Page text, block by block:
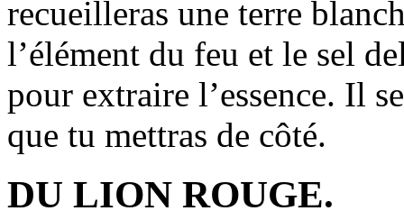
recueilleras une terre
l’élément du feu et le sel
pour extraire l’essence. Il
que tu mettras de côté.
DU LION ROUGE.